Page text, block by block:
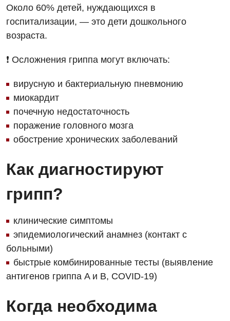
Вакансии
Мероприятия БПР
Интернатура
Энциклопедия
Отзывы
Ангиографические исследования
Диагностическое отделение
Компьютерная томография
Маммография
Нейросонография
Эндоскопическое отделение
Для взрослых
Акушерство и гинекология
Диагностическое отделение
Дневной стационар
Онкологическое отделение
Отделение интенсивной терапии
Отделение неотложных состояний
Офтальмологическое отделение
Педиатрическое отделение
Скорая медицинская помощь
Терапевтическое отделение
Национальный скрининг здоровья 40+
Украинский
Русский
Около 60% детей, нуждающихся в
госпитализации, — это дети дошкольного
возраста.
❗ Осложнения гриппа могут включать:
вирусную и бактериальную пневмонию
миокардит
почечную недостаточность
поражение головного мозга
обострение хронических заболеваний
Как диагностируют
грипп?
клинические симптомы
эпидемиологический анамнез (контакт с
больными)
быстрые комбинированные тесты (выявление
антигенов гриппа A и B, COVID-19)
Когда необходима